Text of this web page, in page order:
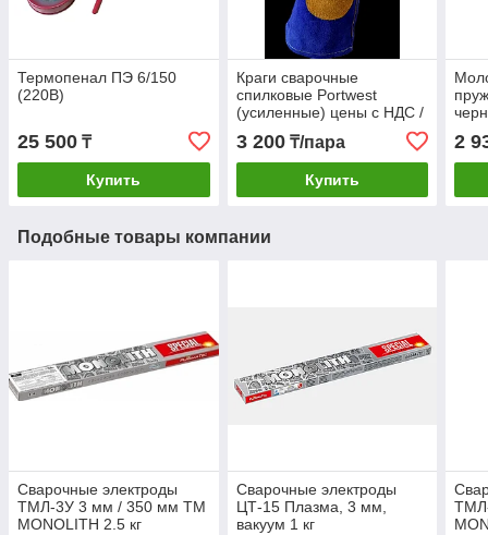
Термопенал ПЭ 6/150
(220В)
25 500 ₸
Купить
Краги сварочные
спилковые Portwest
(усиленные) цены с НДС /
3 200₸/пара
Купить
2
Подобные товары компании
Сварочные электроды
ТМЛ-3У 3 мм / 350 мм TM
MONOLITH 2.5 кг
Сварочные электроды
ЦТ-15 Плазма, 3 мм,
вакуум 1 кг